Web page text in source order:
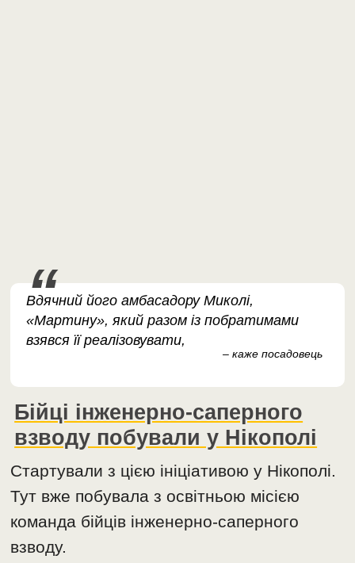
Вдячний його амбасадору Миколі,
«Мартину», який разом із побратимами
взявся її реалізовувати,
– каже посадовець
Бійці інженерно-саперного
взводу побували у Нікополі
Стартували з цією ініціативою у Нікополі.
Тут вже побувала з освітньою місією
команда бійців інженерно-саперного
взводу.